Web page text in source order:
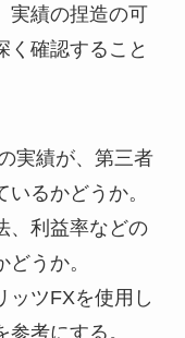
実績の捏造の可
く確認すること
実績が、第三者
るかどうか。
、利益率などの
うか。
ッツFXを使用し
考にする。